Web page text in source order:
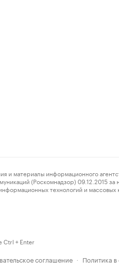
информационного
(Роскомнадзор) 09.12.2015
технологий и
Ctrl + Enter
соглашение · Политика